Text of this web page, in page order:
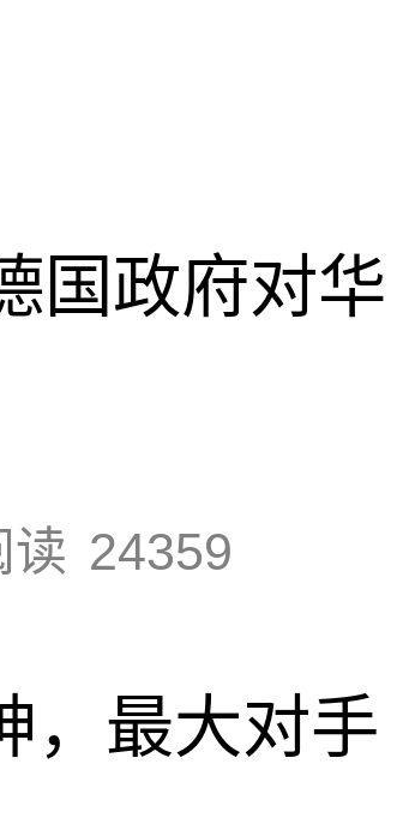
国政府对华
读 24359
，最大对手